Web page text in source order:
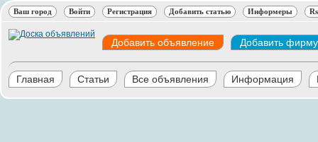
Ваш город Войти Регистрация Добавить статью Информеры
Добавить объявление Добавить фирму
Главная Статьи Все объявления Информация